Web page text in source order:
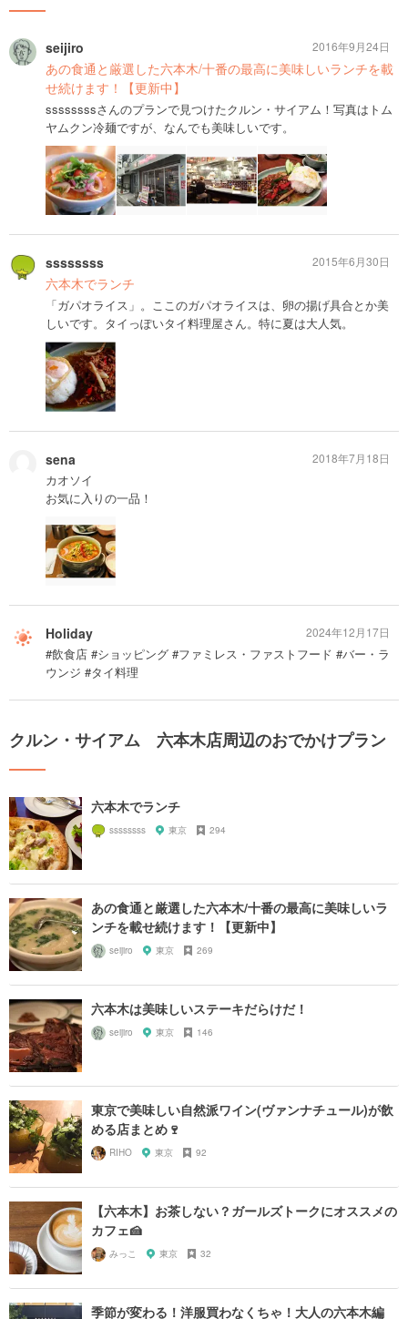
seijiro
あの食通と厳選した六本木/十番の最高に美味しいランチを載
せ続けます！【更新中】
ssssssssさんのプランで見つけたクルン・サイアム！写真はトム
ヤムクン冷麺ですが、なんでも美味しいです。
2016年9月24日
ssssssss
六本木でランチ
「ガパオライス」。ここのガパオライスは、卵の揚げ具合とか美
しいです。タイっぽいタイ料理屋さん。特に夏は大人気。
2015年6月30日
sena
カオソイ
お気に入りの一品！
2018年7月18日
Holiday
#飲食店 #ショッピング #ファミレス・ファストフード #バー・ラ
ウンジ #タイ料理
2024年12月17日
クルン・サイアム 六本木店周辺のおでかけプラン
六本木でランチ
ssssssss 東京 294
あの食通と厳選した六本木/十番の最高に美味しいラ
ンチを載せ続けます！【更新中】
seijiro 東京 269
六本木は美味しいステーキだらけだ！
seijiro 東京 146
東京で美味しい自然派ワイン(ヴァンナチュール)が飲
める店まとめ🍷
RIHO 東京 92
【六本木】お茶しない？ガールズトークにオススメの
カフェ🍰
みっこ 東京 32
季節が変わる！洋服買わなくちゃ！大人の六本木編